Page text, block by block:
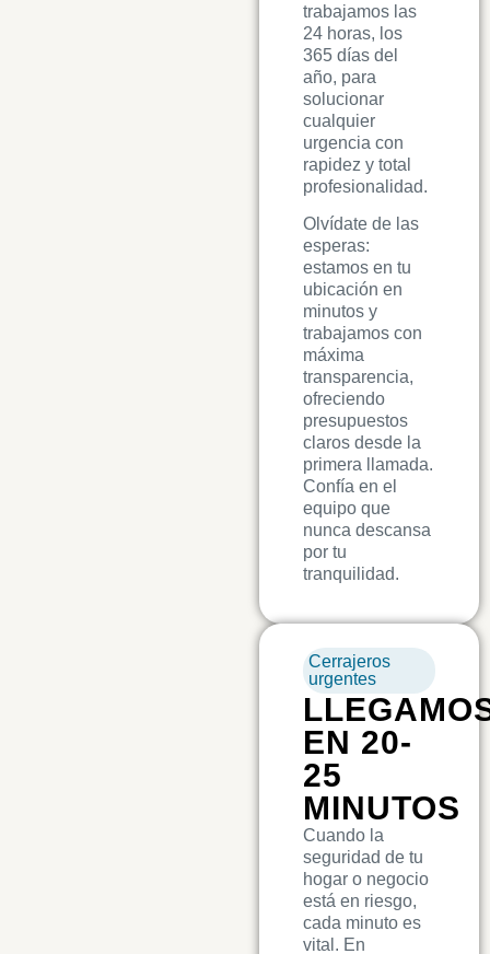
trabajamos las
24 horas, los
365 días del
año, para
solucionar
cualquier
urgencia con
rapidez y total
profesionalidad.
Olvídate de las
esperas:
estamos en tu
ubicación en
minutos y
trabajamos con
máxima
transparencia,
ofreciendo
presupuestos
claros desde la
primera llamada.
Confía en el
equipo que
nunca descansa
por tu
tranquilidad.
Cerrajeros
urgentes
EN 20-
25
MINUTOS
Cuando la
seguridad de tu
hogar o negocio
está en riesgo,
cada minuto es
vital. En